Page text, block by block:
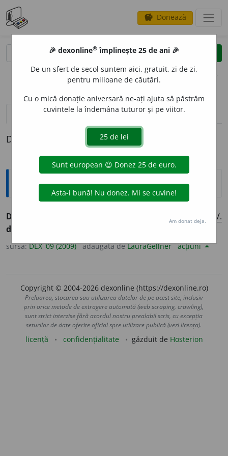
savings Donează
clear
opțiuni
definiții (1)
Definiția cu ID-ul 861446:
Explicative DEX
DIVINIZ
V.
diviniza.
sursa:DEX '09 (2009) adăugată deLauraGellner acțiuni
Copyright © 2004-2026 dexonline (https://dexonline.ro)
Preluarea, stocarea sau utilizarea datelor de pe acest site, inclusiv
prin orice metode de extragere automată (web scraping, crawling),
sunt strict interzise fără acordul nostru prealabil scris, cu excepția
seturilor de date oferite oficial spre utilizare publică (vezi licența).
licență confidențialitate găzduit de Hosterion
🎉 dexonline® împlinește 25 de ani 🎉
De un sfert de secol suntem aici, gratuit, zi de zi,
pentru milioane de căutări.
Cu o mică donație aniversară ne-ați ajuta să păstrăm
cuvintele la îndemâna tuturor și pe viitor.
Am donat deja.